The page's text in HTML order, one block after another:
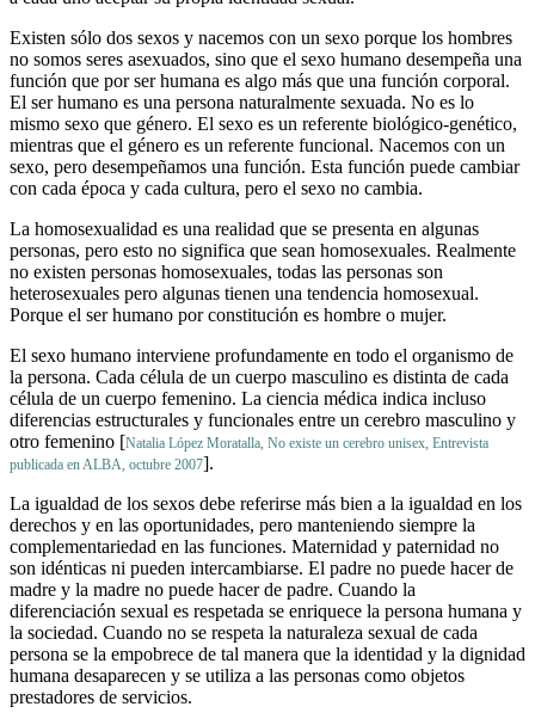
Existen sólo dos sexos y nacemos con un sexo porque los hombres
no somos seres asexuados, sino que el sexo humano desempeña una
función que por ser humana es algo más que una función corporal.
El ser humano es una persona naturalmente sexuada. No es lo
mismo sexo que género. El sexo es un referente biológico-genético,
mientras que el género es un referente funcional. Nacemos con un
sexo, pero desempeñamos una función. Esta función puede cambiar
con cada época y cada cultura, pero el sexo no cambia.
La homosexualidad es una realidad que se presenta en algunas
personas, pero esto no significa que sean homosexuales. Realmente
no existen personas homosexuales, todas las personas son
heterosexuales pero algunas tienen una tendencia homosexual.
Porque el ser humano por constitución es hombre o mujer.
El sexo humano interviene profundamente en todo el organismo de
la persona. Cada célula de un cuerpo masculino es distinta de cada
célula de un cuerpo femenino. La ciencia médica indica incluso
diferencias estructurales y funcionales entre un cerebro masculino y
otro femenino [Natalia López Moratalla, No existe un cerebro unisex, Entrevista
publicada en ALBA, octubre 2007].
La igualdad de los sexos debe referirse más bien a la igualdad en los
derechos y en las oportunidades, pero manteniendo siempre la
complementariedad en las funciones. Maternidad y paternidad no
son idénticas ni pueden intercambiarse. El padre no puede hacer de
madre y la madre no puede hacer de padre. Cuando la
diferenciación sexual es respetada se enriquece la persona humana y
la sociedad. Cuando no se respeta la naturaleza sexual de cada
persona se la empobrece de tal manera que la identidad y la dignidad
humana desaparecen y se utiliza a las personas como objetos
prestadores de servicios.